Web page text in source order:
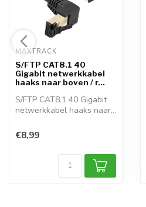
MAXTRACK
S/FTP CAT8.1 40
Gigabit netwerkkabel
haaks naar boven / r...
S/FTP CAT8.1 40 Gigabit
netwerkkabel haaks naar
€8,99